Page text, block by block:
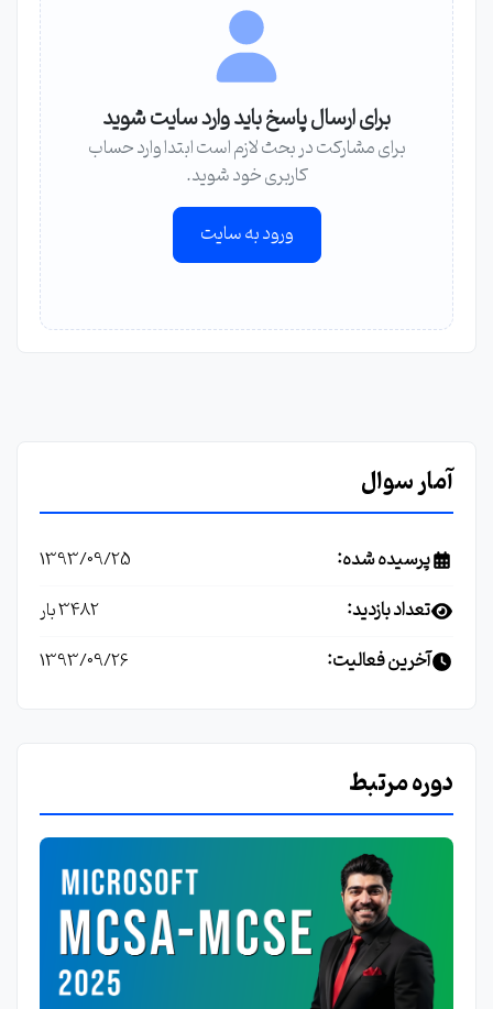
برای ارسال پاسخ باید وارد سایت شوید
برای مشارکت در بحث لازم است ابتدا وارد حساب
کاربری خود شوید.
ورود به سایت
آمار سوال
پرسیده شده: 1393/09/25
تعداد بازدید: 3482 بار
آخرین فعالیت: 1393/09/26
دوره مرتبط